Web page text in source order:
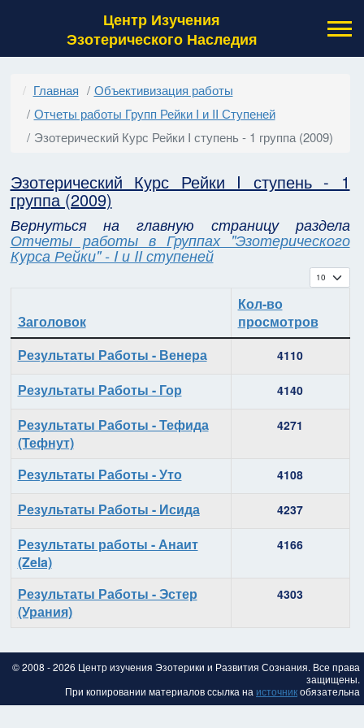
Центр Изучения
Эзотерического Наследия
Главная
Объективизация работы
Отчеты работы Групп Рейки I и II Ступеней
Эзотерический Курс Рейки I ступень - 1 группа (2009)
Эзотерический Курс Рейки I ступень - 1
группа (2009)
Вернуться на главную страницу раздела
Отчеты работы в Группах "Эзотерического
Курса Рейки" - I и II ступеней
Кол-во
Материалы
Заголовок
Кол-во
просмотров
Результаты Работы - Венера
4110
Результаты Работы - Гор 4140
Результаты Работы - Тефида
(Тефнут)
4271
Результаты Работы - Уто 4108
Результаты Работы - Исида 4237
Результаты работы - Анаит
(Zela)
4166
Результаты Работы - Эстер
(Урания)
4303
© 2008 - 2026 Центр изучения Эзотерики и Развития Сознания. Все права
защищены.
При копировании материалов ссылка на источникобязательна